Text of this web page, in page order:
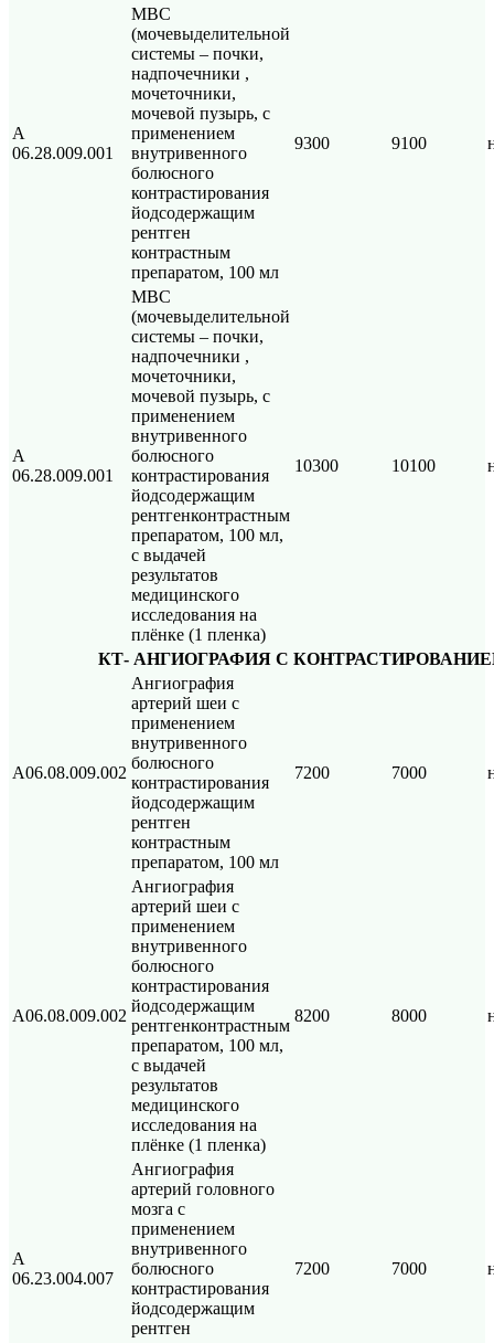
А
06.28.009.001
МВС
(мочевыделительной
системы – почки,
надпочечники ,
мочеточники,
мочевой пузырь, с
применением
внутривенного
болюсного
контрастирования
йодсодержащим
рентген
контрастным
препаратом, 100 мл
9300 9100
А
06.28.009.001
МВС
(мочевыделительной
системы – почки,
надпочечники ,
мочеточники,
мочевой пузырь, с
применением
внутривенного
болюсного
контрастирования
йодсодержащим
рентгенконтрастным
препаратом, 100 мл,
с выдачей
результатов
медицинского
исследования на
плёнке (1 пленка)
10300 10100
КТ- АНГИОГРАФИЯ С
А06.08.009.002
Ангиография
артерий шеи с
применением
внутривенного
болюсного
контрастирования
йодсодержащим
рентген
контрастным
препаратом, 100 мл
7200 7000
А06.08.009.002
Ангиография
артерий шеи с
применением
внутривенного
болюсного
контрастирования
йодсодержащим
рентгенконтрастным
препаратом, 100 мл,
с выдачей
результатов
медицинского
исследования на
плёнке (1 пленка)
8200 8000
А
06.23.004.007
Ангиография
артерий головного
мозга с
применением
внутривенного
болюсного
контрастирования
йодсодержащим
рентген
7200 7000